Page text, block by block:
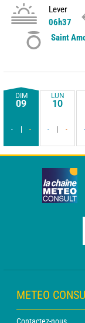
Lever
06h37
Saint
DIM
09
- -
LUN
10
- - -
METEO